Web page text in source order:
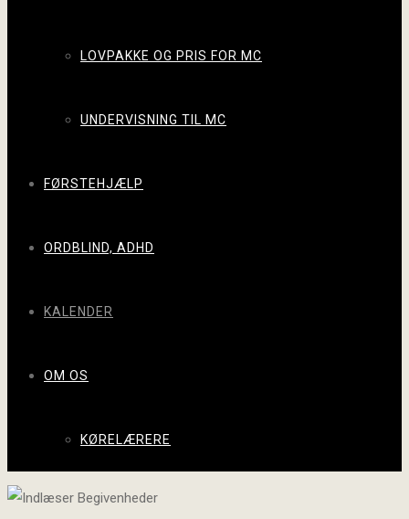
LOVPAKKE OG PRIS FOR MC
UNDERVISNING TIL MC
FØRSTEHJÆLP
ORDBLIND, ADHD
KALENDER
OM OS
KØRELÆRERE